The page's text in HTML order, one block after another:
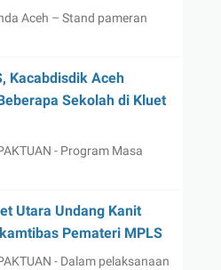
Aceh – Stand pameran
Kacabdisdik Aceh
Sekolah di Kluet
- Program Masa
Utara Undang Kanit
Pemateri MPLS
- Dalam pelaksanaan